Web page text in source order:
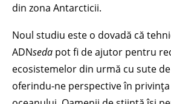
din zona Antarcticii.
Noul studiu este o dovadă că
ADNseda pot fi de ajutor pentru
ecosistemelor din urmă cu sute
oferindu-ne perspective în